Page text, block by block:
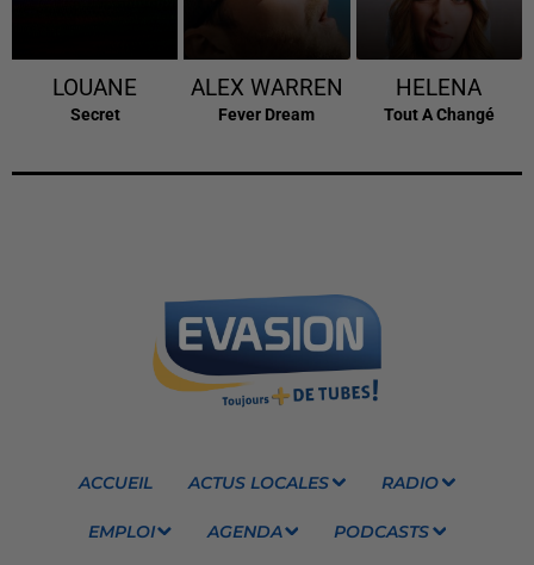
LOUANE
Secret
ALEX WARREN
Fever Dream
HELENA
Tout A Changé
ACCUEIL ACTUS LOCALES RADIO
EMPLOI AGENDA PODCASTS